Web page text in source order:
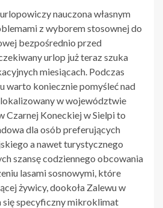
nauczona własnym
z wyborem stosownej do
bezpośrednio przed
urlop już teraz szuka
miesiącach. Podczas
warto koniecznie pomyśleć nad
w województwie
Czarnej Koneckiej w Sielpi to
dla osób preferujących
a nawet turystycznego
szansę codziennego obcowania
lasami sosnowymi, które
żywicy, dookoła Zalewu w
się specyficzny mikroklimat